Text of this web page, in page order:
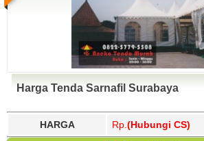
Harga Tenda Sarnafil Surabaya
HARGA Rp. (Hubungi CS)